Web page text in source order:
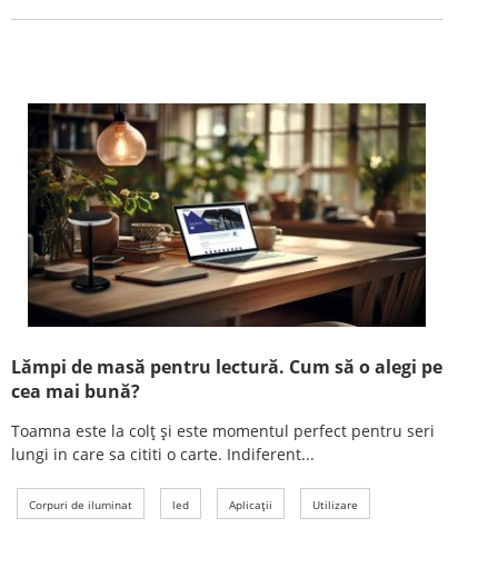
Lămpi de masă pentru lectură. Cum să o alegi pe
cea mai bună?
Toamna este la colț și este momentul perfect pentru seri
lungi in care sa cititi o carte. Indiferent...
Corpuri de iluminat led Aplicații Utilizare